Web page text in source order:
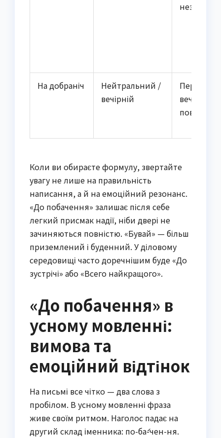
На добраніч
Нейтральний /
вечірній
Перед
вечірніх
Коли ви обираєте формулу, звертайте
увагу не лише на правильність
написання, а й на емоційний резонанс.
«До побачення» залишає після себе
легкий присмак надії, ніби двері не
зачиняються повністю. «Бувай» — більш
приземлений і буденний. У діловому
середовищі часто доречнішим буде «До
зустрічі» або «Всего найкращого».
«До побачення» в
усному мовленні:
вимова та
емоційний відтінок
На письмі все чітко — два слова з
пробілом. В усному мовленні фраза
живе своїм ритмом. Наголос падає на
другий склад іменника: по-ба́-чен-ня.